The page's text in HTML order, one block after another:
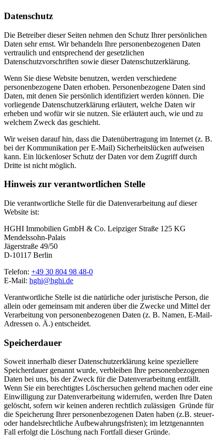
Datenschutz
Die Betreiber dieser Seiten nehmen den Schutz Ihrer persönlichen
Daten sehr ernst. Wir behandeln Ihre personenbezogenen Daten
vertraulich und entsprechend der gesetzlichen
Datenschutzvorschriften sowie dieser Datenschutzerklärung.
Wenn Sie diese Website benutzen, werden verschiedene
personenbezogene Daten erhoben. Personenbezogene Daten sind
Daten, mit denen Sie persönlich identifiziert werden können. Die
vorliegende Datenschutzerklärung erläutert, welche Daten wir
erheben und wofür wir sie nutzen. Sie erläutert auch, wie und zu
welchem Zweck das geschieht.
Wir weisen darauf hin, dass die Datenübertragung im Internet (z. B.
bei der Kommunikation per E-Mail) Sicherheitslücken aufweisen
kann. Ein lückenloser Schutz der Daten vor dem Zugriff durch
Dritte ist nicht möglich.
Hinweis zur verantwortlichen Stelle
Die verantwortliche Stelle für die Datenverarbeitung auf dieser
Website ist:
HGHI Immobilien GmbH & Co. Leipziger Straße 125 KG
Mendelssohn-Palais
Jägerstraße 49/50
D-10117 Berlin
Telefon: +49 30 804 98 48-0
E-Mail: hghi@hghi.de
Verantwortliche Stelle ist die natürliche oder juristische Person, die
allein oder gemeinsam mit anderen über die Zwecke und Mittel der
Verarbeitung von personenbezogenen Daten (z. B. Namen, E-Mail-
Adressen o. Ä.) entscheidet.
Speicherdauer
Soweit innerhalb dieser Datenschutzerklärung keine speziellere
Speicherdauer genannt wurde, verbleiben Ihre personenbezogenen
Daten bei uns, bis der Zweck für die Datenverarbeitung entfällt.
Wenn Sie ein berechtigtes Löschersuchen geltend machen oder eine
Einwilligung zur Datenverarbeitung widerrufen, werden Ihre Daten
gelöscht, sofern wir keinen anderen rechtlich zulässigen Gründe für
die Speicherung Ihrer personenbezogenen Daten haben (z.B. steuer-
oder handelsrechtliche Aufbewahrungsfristen); im letztgenannten
Fall erfolgt die Löschung nach Fortfall dieser Gründe.